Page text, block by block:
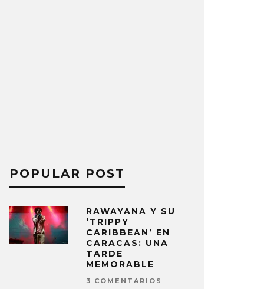
POPULAR POST
RAWAYANA Y SU
‘TRIPPY
CARIBBEAN’ EN
CARACAS: UNA
TARDE
MEMORABLE
3 COMENTARIOS